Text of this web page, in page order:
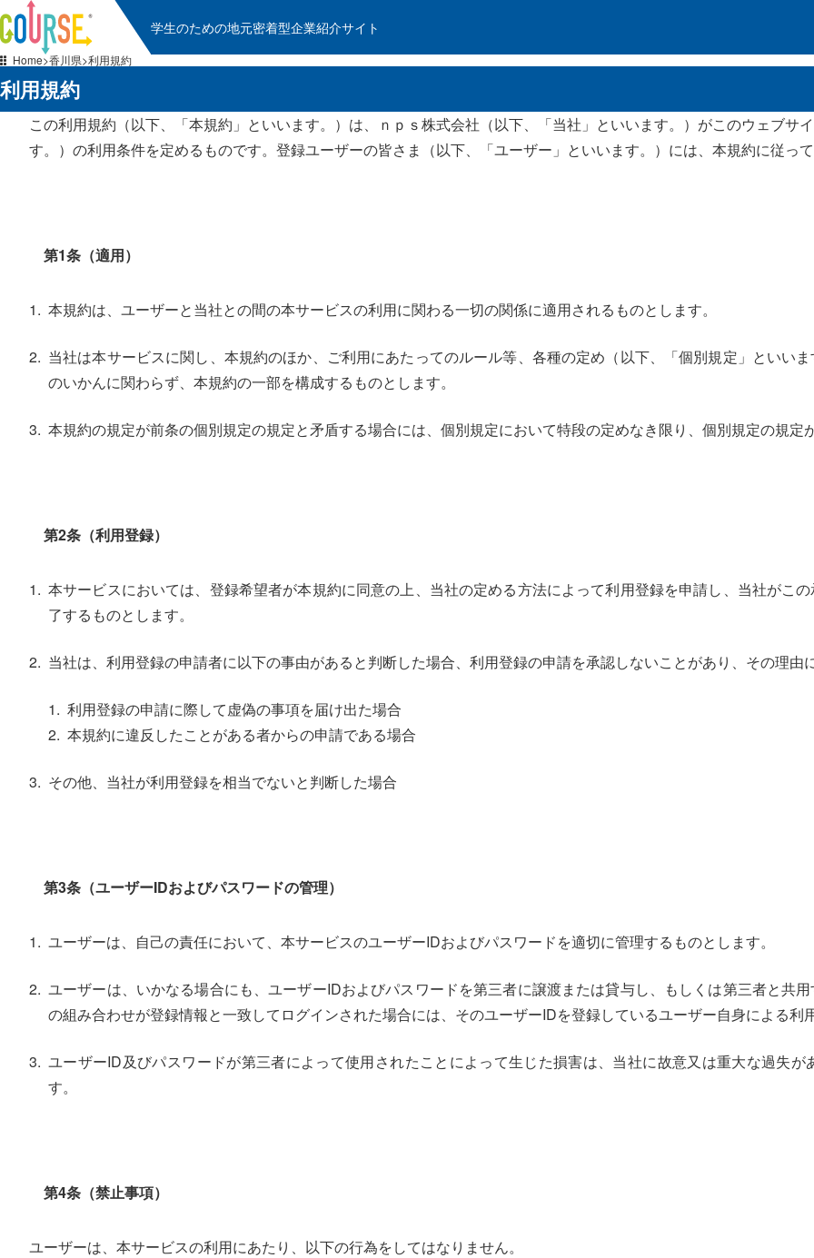
学生のための地元密着型企業紹介サイト
Home 香川県 利用規約
利用規約
この利用規約（以下、「本規約」といいます。）は、ｎｐｓ株式会社（以下、「当社」といいます。）がこのウェブサ
す。）の利用条件を定めるものです。登録ユーザーの皆さま（以下、「ユーザー」といいます。）には、本規約に従っ
第1条（適用）
本規約は、ユーザーと当社との間の本サービスの利用に関わる一切の関係に適用されるものとします。
当社は本サービスに関し、本規約のほか、ご利用にあたってのルール等、各種の定め（以下、「個別規定」といい
のいかんに関わらず、本規約の一部を構成するものとします。
本規約の規定が前条の個別規定の規定と矛盾する場合には、個別規定において特段の定めなき限り、個別規定の規定
第2条（利用登録）
本サービスにおいては、登録希望者が本規約に同意の上、当社の定める方法によって利用登録を申請し、当社がこ
了するものとします。
当社は、利用登録の申請者に以下の事由があると判断した場合、利用登録の申請を承認しないことがあり、その理
利用登録の申請に際して虚偽の事項を届け出た場合
本規約に違反したことがある者からの申請である場合
その他、当社が利用登録を相当でないと判断した場合
第3条（ユーザーIDおよびパスワードの管理）
ユーザーは、自己の責任において、本サービスのユーザーIDおよびパスワードを適切に管理するものとします。
ユーザーは、いかなる場合にも、ユーザーIDおよびパスワードを第三者に譲渡または貸与し、もしくは第三者と共
の組み合わせが登録情報と一致してログインされた場合には、そのユーザーIDを登録しているユーザー自身による利
ユーザーID及びパスワードが第三者によって使用されたことによって生じた損害は、当社に故意又は重大な過失
す。
第4条（禁止事項）
ユーザーは、本サービスの利用にあたり、以下の行為をしてはなりません。